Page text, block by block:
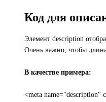
Код для
Элемент description
Очень важно, чтобы
В качестве примера:
<meta name="description"